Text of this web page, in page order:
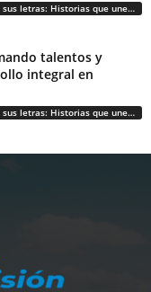
Provincia del Huasco con todas sus letras: Historias que unen cultura, diversidad e identidad
talentos y
integral en
Provincia del Huasco con todas sus letras: Historias que unen cultura, diversidad e identidad